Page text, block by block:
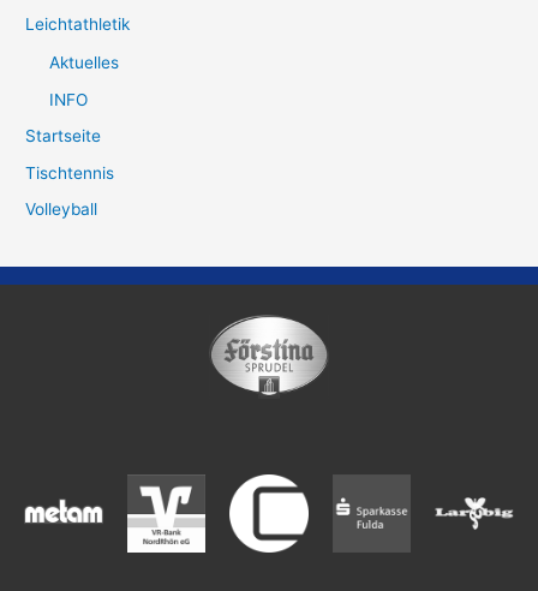
Leichtathletik
Aktuelles
INFO
Startseite
Tischtennis
Volleyball